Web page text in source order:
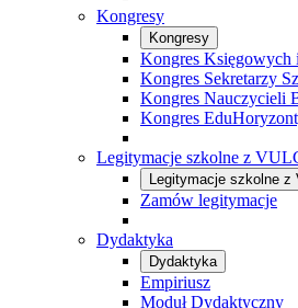
Kongresy
Kongresy
Kongres Księgowych
Kongres Sekretarzy
Kongres Nauczycieli
Kongres
Legitymacje szkolne z
Legitymacje szkolne z
Zamów legitymacje
Dydaktyka
Dydaktyka
Empiriusz
Moduł Dydaktyczny